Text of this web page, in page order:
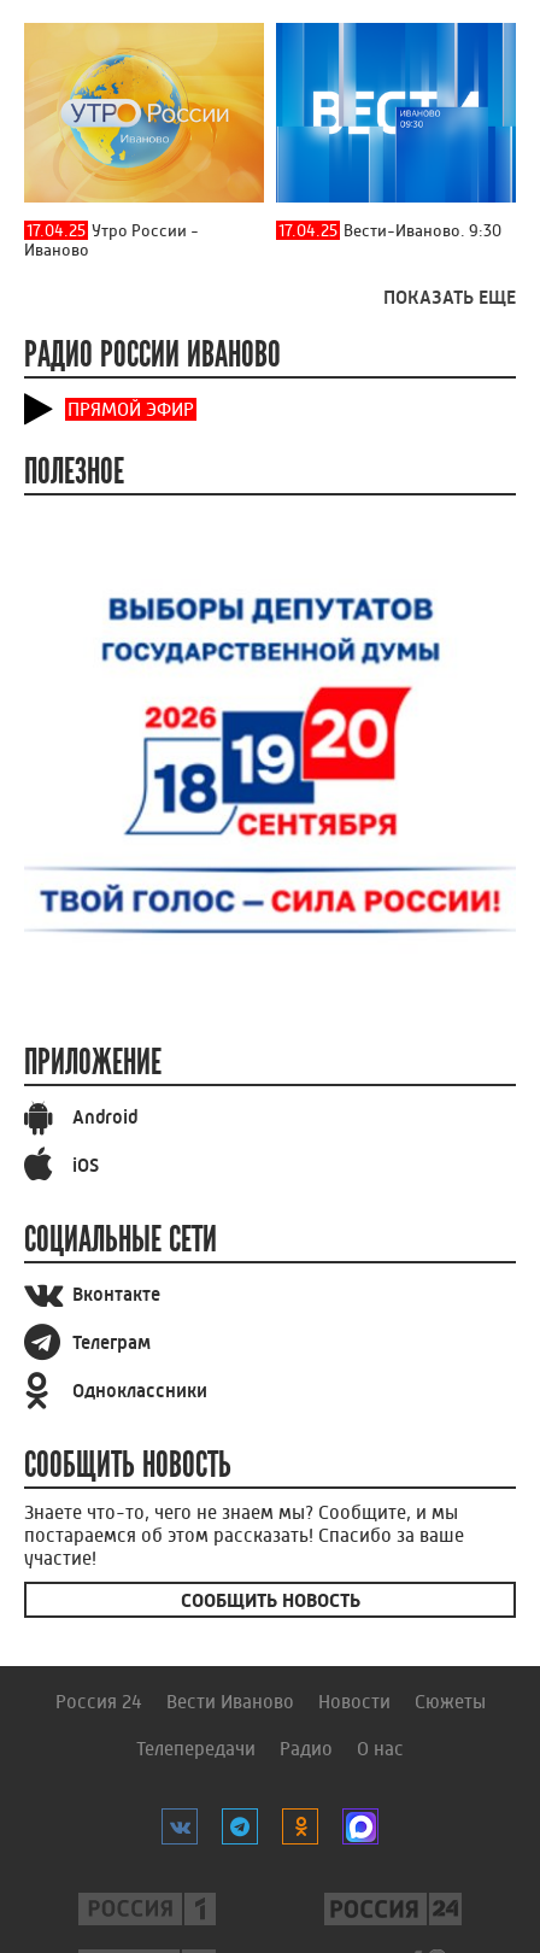
17.04.25 Утро России -
Иваново
17.04.25 Вести-Иваново. 9:30
ПОКАЗАТЬ ЕЩЕ
РАДИО РОССИИ ИВАНОВО
ПРЯМОЙ ЭФИР
ПОЛЕЗНОЕ
ПРИЛОЖЕНИЕ
Android
iOS
СОЦИАЛЬНЫЕ СЕТИ
Вконтакте
Телеграм
Одноклассники
СООБЩИТЬ НОВОСТЬ
Знаете что-то, чего не знаем мы? Сообщите, и мы
постараемся об этом рассказать! Спасибо за ваше
участие!
СООБЩИТЬ НОВОСТЬ
Россия 24 Вести Иваново Новости Сюжеты
Телепередачи Радио О нас